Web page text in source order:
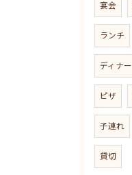
宴会
ランチ
ディナー
ピザ
子連れ
貸切